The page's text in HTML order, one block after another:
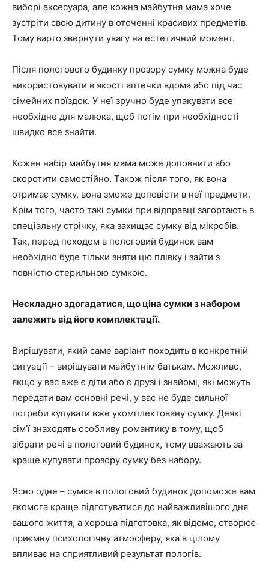
виборі аксесуара, але кожна майбутня мама хоче
зустріти свою дитину в оточенні красивих предметів.
Тому варто звернути увагу на естетичний момент.
Після пологового будинку прозору сумку можна буде
використовувати в якості аптечки вдома або під час
сімейних поїздок. У неї зручно буде упакувати все
необхідне для малюка, щоб потім при необхідності
швидко все знайти.
Кожен набір майбутня мама може доповнити або
скоротити самостійно. Також після того, як вона
отримає сумку, вона зможе доповісти в неї предмети.
Крім того, часто такі сумки при відправці загортають в
спеціальну стрічку, яка захищає сумку від мікробів.
Так, перед походом в пологовий будинок вам
необхідно буде тільки зняти цю плівку і зайти з
повністю стерильною сумкою.
Нескладно здогадатися, що ціна сумки з набором
залежить від його комплектації.
Вирішувати, який саме варіант походить в конкретній
ситуації – вирішувати майбутнім батькам. Можливо,
якщо у вас вже є діти або є друзі і знайомі, які можуть
передати вам основні речі, у вас не буде сильної
потреби купувати вже укомплектовану сумку. Деякі
сім’ї знаходять особливу романтику в тому, щоб
зібрати речі в пологовий будинок, тому вважають за
краще купувати прозору сумку без набору.
Ясно одне – сумка в пологовий будинок допоможе вам
якомога краще підготуватися до найважливішого дня
вашого життя, а хороша підготовка, як відомо, створює
приємну психологічну атмосферу, яка в цілому
впливає на сприятливий результат пологів.